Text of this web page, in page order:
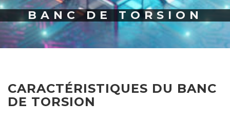
BANC DE TORSION
CARACTÉRISTIQUES DU BANC
DE TORSION